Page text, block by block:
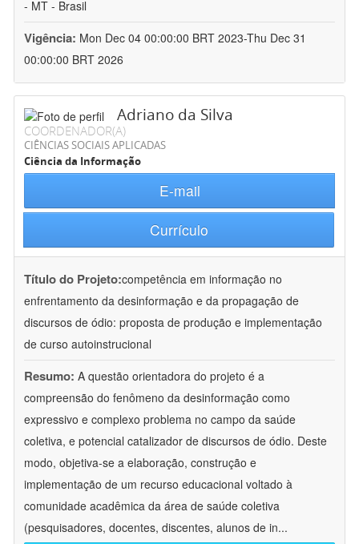
- MT - Brasil
Vigência: Mon Dec 04 00:00:00 BRT 2023-Thu Dec 31
00:00:00 BRT 2026
Adriano da Silva
COORDENADOR(A)
CIÊNCIAS SOCIAIS APLICADAS
Ciência da Informação
E-mail
Currículo
Título do Projeto:competência em informação no
enfrentamento da desinformação e da propagação de
discursos de ódio: proposta de produção e implementação
de curso autoinstrucional
Resumo: A questão orientadora do projeto é a
compreensão do fenômeno da desinformação como
expressivo e complexo problema no campo da saúde
coletiva, e potencial catalizador de discursos de ódio. Deste
modo, objetiva-se a elaboração, construção e
implementação de um recurso educacional voltado à
comunidade acadêmica da área de saúde coletiva
(pesquisadores, docentes, discentes, alunos de in...